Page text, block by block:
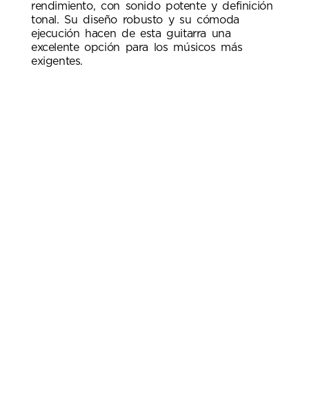
rendimiento, con sonido potente y definición
tonal. Su diseño robusto y su cómoda
ejecución hacen de esta guitarra una
excelente opción para los músicos más
exigentes.